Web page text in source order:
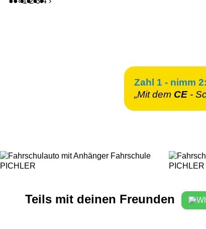
Zahl 1 - nimm
„Mit dem CE -
Teils mit deinen Freunden